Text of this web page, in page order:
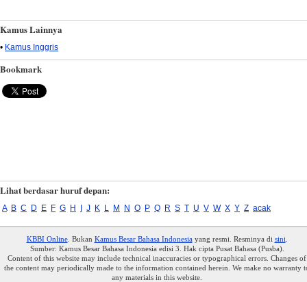
Kamus Lainnya
• Kamus Inggris
Bookmark
Lihat berdasar huruf depan:
A B C D E F G H I J K L M N O P Q R S T U V W X Y Z acak
KBBI Online. Bukan Kamus Besar Bahasa Indonesiayang resmi. Resminya di sini
Sumber: Kamus Besar Bahasa Indonesia edisi 3. Hak cipta Pusat Bahasa (Pusba).
Content of this website may include technical inaccuracies or typographical errors. Changes of
the content may periodically made to the information contained herein. We make no warranty
any materials in this website.